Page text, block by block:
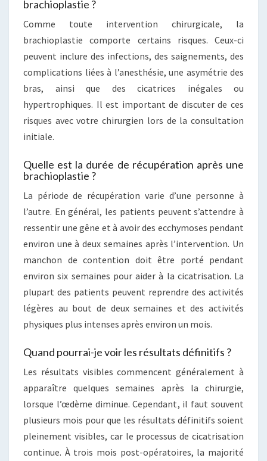
brachioplastie ?
Comme toute intervention chirurgicale, la
brachioplastie comporte certains risques. Ceux-ci
peuvent inclure des infections, des saignements, des
complications liées à l’anesthésie, une asymétrie des
bras, ainsi que des cicatrices inégales ou
hypertrophiques. Il est important de discuter de ces
risques avec votre chirurgien lors de la consultation
initiale.
Quelle est la durée de récupération après une
brachioplastie ?
La période de récupération varie d’une personne à
l’autre. En général, les patients peuvent s’attendre à
ressentir une gêne et à avoir des ecchymoses pendant
environ une à deux semaines après l’intervention. Un
manchon de contention doit être porté pendant
environ six semaines pour aider à la cicatrisation. La
plupart des patients peuvent reprendre des activités
légères au bout de deux semaines et des activités
physiques plus intenses après environ un mois.
Quand pourrai-je voir les résultats définitifs ?
Les résultats visibles commencent généralement à
apparaître quelques semaines après la chirurgie,
lorsque l’œdème diminue. Cependant, il faut souvent
plusieurs mois pour que les résultats définitifs soient
pleinement visibles, car le processus de cicatrisation
continue. À trois mois post-opératoires, la majorité